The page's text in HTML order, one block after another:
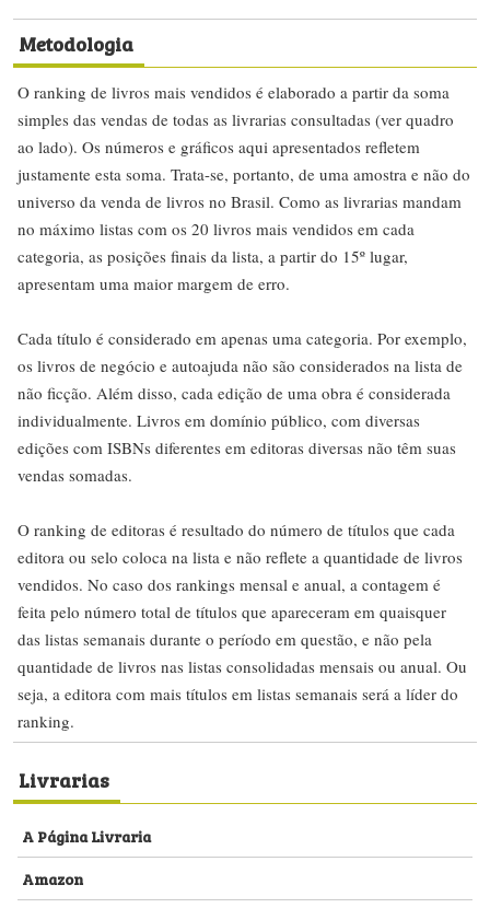
Metodologia
O ranking de livros mais vendidos é elaborado a partir da soma
simples das vendas de todas as livrarias consultadas (ver quadro
ao lado). Os números e gráficos aqui apresentados refletem
justamente esta soma. Trata-se, portanto, de uma amostra e não do
universo da venda de livros no Brasil. Como as livrarias mandam
no máximo listas com os 20 livros mais vendidos em cada
categoria, as posições finais da lista, a partir do 15º lugar,
apresentam uma maior margem de erro.
Cada título é considerado em apenas uma categoria. Por exemplo,
os livros de negócio e autoajuda não são considerados na lista de
não ficção. Além disso, cada edição de uma obra é considerada
individualmente. Livros em domínio público, com diversas
edições com ISBNs diferentes em editoras diversas não têm suas
vendas somadas.
O ranking de editoras é resultado do número de títulos que cada
editora ou selo coloca na lista e não reflete a quantidade de livros
vendidos. No caso dos rankings mensal e anual, a contagem é
feita pelo número total de títulos que apareceram em quaisquer
das listas semanais durante o período em questão, e não pela
quantidade de livros nas listas consolidadas mensais ou anual. Ou
seja, a editora com mais títulos em listas semanais será a líder do
ranking.
Livrarias
A Página Livraria
Amazon